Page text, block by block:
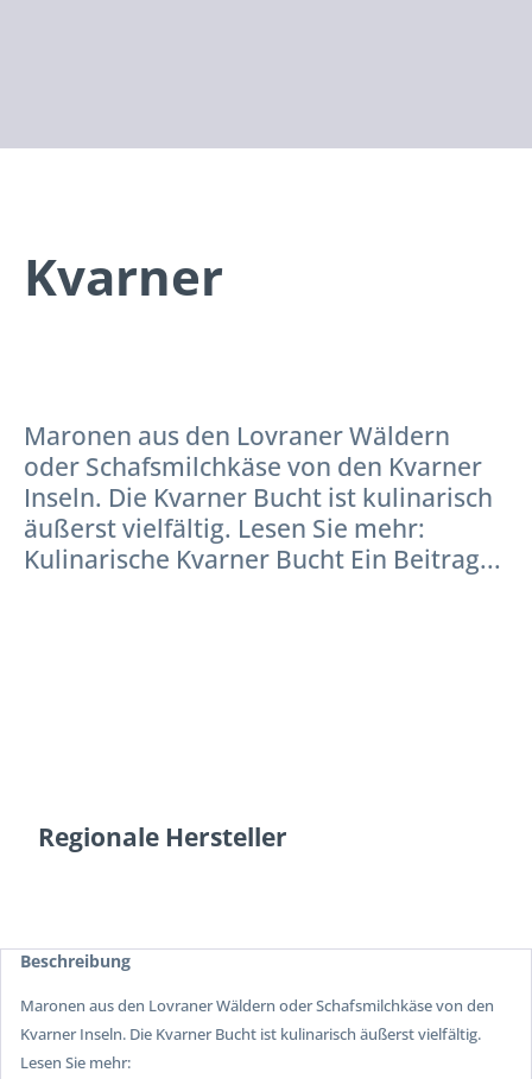
Kvarner
Maronen aus den Lovraner Wäldern
oder Schafsmilchkäse von den Kvarner
Inseln. Die Kvarner Bucht ist kulinarisch
äußerst vielfältig. Lesen Sie mehr:
Kulinarische Kvarner Bucht Ein Beitrag...
Regionale Hersteller
Beschreibung
Maronen aus den Lovraner Wäldern oder Schafsmilchkäse von den
Kvarner Inseln. Die Kvarner Bucht ist kulinarisch äußerst vielfältig.
Lesen Sie mehr: